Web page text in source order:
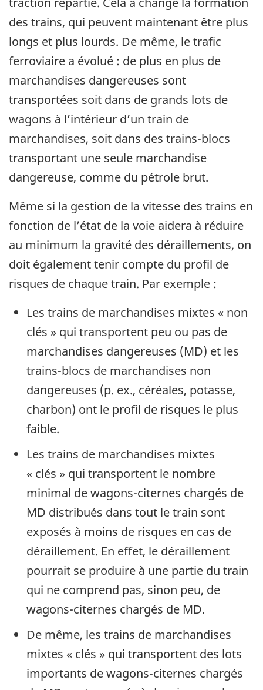
des trains, qui peuvent maintenant être plus
longs et plus lourds. De même, le trafic
ferroviaire a évolué : de plus en plus de
marchandises dangereuses sont
transportées soit dans de grands lots de
wagons à l’intérieur d’un train de
marchandises, soit dans des trains-blocs
transportant une seule marchandise
dangereuse, comme du pétrole brut.
Même si la gestion de la vitesse des trains en
fonction de l’état de la voie aidera à réduire
au minimum la gravité des déraillements, on
doit également tenir compte du profil de
risques de chaque train. Par exemple :
Les trains de marchandises mixtes « non
clés » qui transportent peu ou pas de
marchandises dangereuses (MD) et les
trains-blocs de marchandises non
dangereuses (p. ex., céréales, potasse,
charbon) ont le profil de risques le plus
faible.
Les trains de marchandises mixtes
« clés » qui transportent le nombre
minimal de wagons-citernes chargés de
MD distribués dans tout le train sont
exposés à moins de risques en cas de
déraillement. En effet, le déraillement
pourrait se produire à une partie du train
qui ne comprend pas, sinon peu, de
wagons-citernes chargés de MD.
De même, les trains de marchandises
mixtes « clés » qui transportent des lots
importants de wagons-citernes chargés